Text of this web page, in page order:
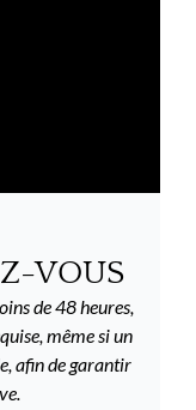
VOUS
de 48 heures,
même si un
afin de garantir